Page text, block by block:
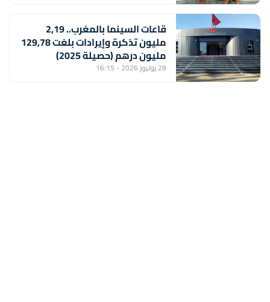
قاعات السينما بالمغرب.. 2,19
مليون تذكرة وإيرادات بلغت 129,78
مليون درهم (حصيلة 2025)
28 يوليوز 2026 - 16:15